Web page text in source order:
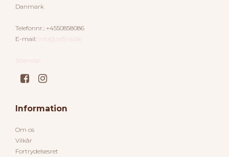
Danmark
Telefonnr. : +4550858086
E-mail: Info@zefina.dk
Sitemap
Information
Om os
Vilkår
Fortrydelsesret